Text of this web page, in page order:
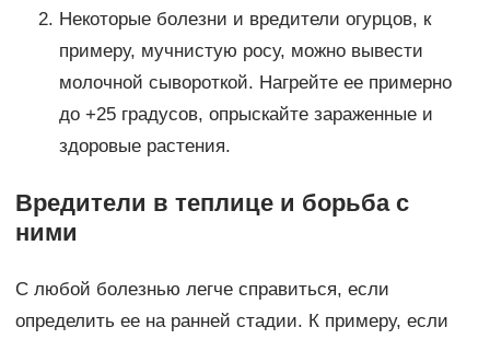
Некоторые болезни и вредители огурцов, к
примеру, мучнистую росу, можно вывести
молочной сывороткой. Нагрейте ее примерно
до +25 градусов, опрыскайте зараженные и
здоровые растения.
Вредители в теплице и борьба с
ними
С любой болезнью легче справиться, если
определить ее на ранней стадии. К примеру, если